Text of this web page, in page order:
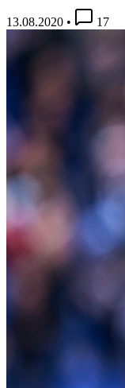
13.08.2020 • 17